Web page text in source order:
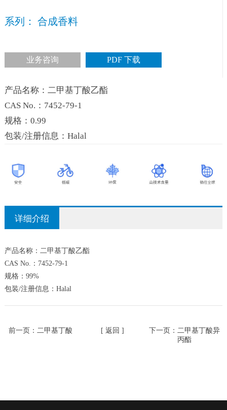
系列： 合成香料
业务咨询 PDF 下载
产品名称：二甲基丁酸乙酯
CAS No.：7452-79-1
规格：0.99
包装/注册信息：Halal
详细介绍
产品名称：二甲基丁酸乙酯
CAS No.：7452-79-1
规格：99%
包装/注册信息：Halal
前一页： 二甲基丁酸 [ 返回 ] 下一页： 二甲基丁酸异
丙酯